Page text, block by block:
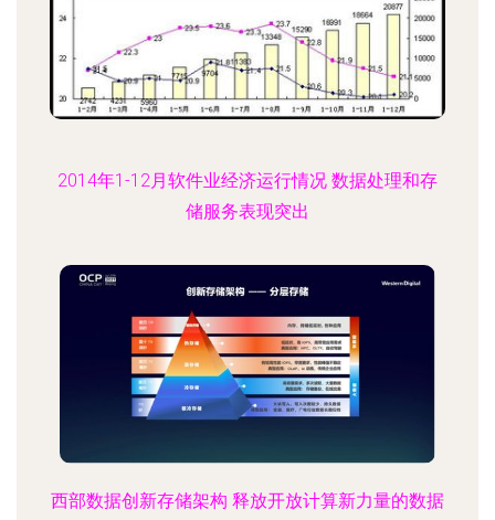
2014年1-12月软件业经济运行情况 数据处理和存
储服务表现突出
西部数据创新存储架构 释放开放计算新力量的数据